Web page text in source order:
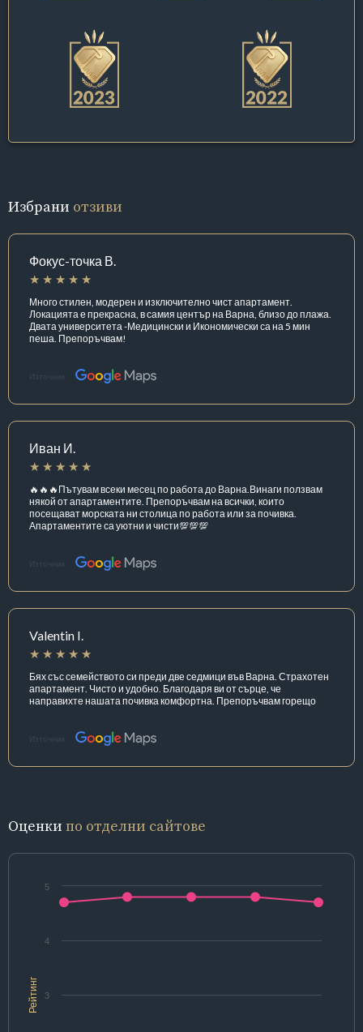
Избрани отзиви
Фокус-точка В.
Много стилен, модерен и изключително чист апартамент.
Локацията е прекрасна, в самия център на Варна, близо до плажа.
Двата университета -Медицински и Икономически са на 5 мин
пеша. Препоръчвам!
Източник:
Иван И.
🔥🔥🔥Пътувам всеки месец по работа до Варна.Винаги ползвам
някой от апартаментите. Препоръчвам на всички, които
посещават морската ни столица по работа или за почивка.
Апартаментите са уютни и чисти💯💯💯
Източник:
Valentin I.
Бях със семейството си преди две седмици във Варна. Страхотен
апартамент. Чисто и удобно. Благодаря ви от сърце, че
направихте нашата почивка комфортна. Препоръчвам горещо
Източник:
Оценки по отделни сайтове
Рейтинг 3
4
5